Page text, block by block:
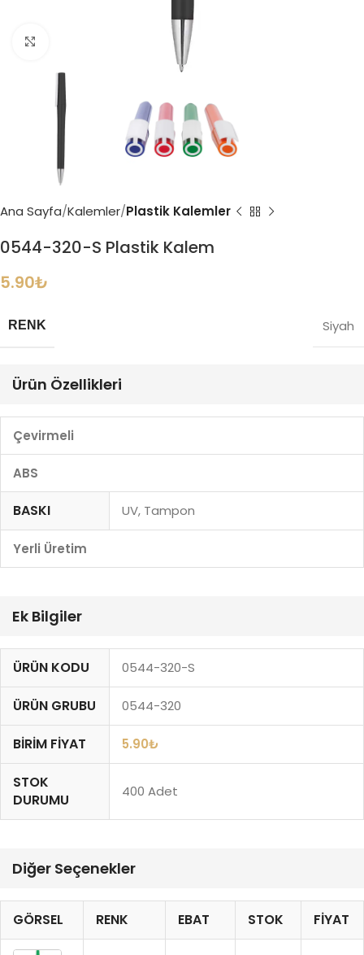
Büyütmek için tıklayın
Ana Sayfa Kalemler Plastik Kalemler
0544-320-S Plastik Kalem
5.90₺
RENK Siyah
Ürün Özellikleri
Çevirmeli
ABS
BASKI UV, Tampon
Yerli Üretim
Ek Bilgiler
ÜRÜN KODU 0544-320-S
ÜRÜN GRUBU 0544-320
BIRIM FIYAT 5.90₺
STOK
DURUMU
400 Adet
Diğer Seçenekler
GÖRSEL RENK EBAT STOK FIYAT